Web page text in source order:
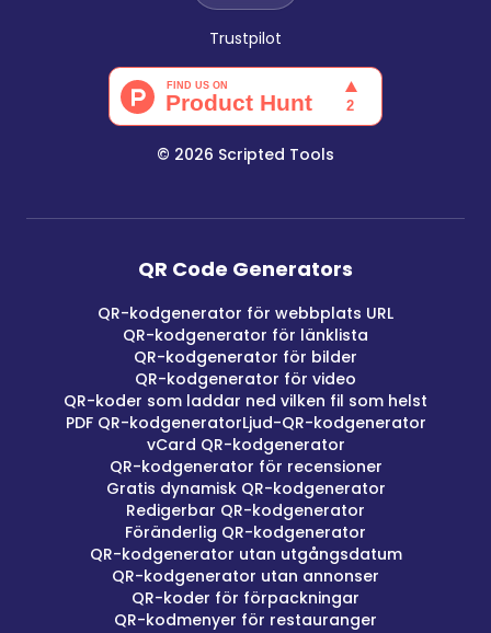
Trustpilot
© 2026 Scripted Tools
QR Code Generators
QR-kodgenerator för webbplats URL
QR-kodgenerator för länklista
QR-kodgenerator för bilder
QR-kodgenerator för video
QR-koder som laddar ned vilken fil som helst
PDF QR-kodgeneratorLjud-QR-kodgenerator
vCard QR-kodgenerator
QR-kodgenerator för recensioner
Gratis dynamisk QR-kodgenerator
Redigerbar QR-kodgenerator
Föränderlig QR-kodgenerator
QR-kodgenerator utan utgångsdatum
QR-kodgenerator utan annonser
QR-koder för förpackningar
QR-kodmenyer för restauranger